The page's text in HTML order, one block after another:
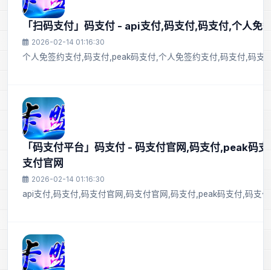
「扫码支付」码支付 - api支付,码支付,码支付,个人免
2026-02-14 01:16:30
个人免签约支付,码支付,peak码支付,个人免签约支付,码支付,码支
「码支付平台」码支付 - 码支付官网,码支付,peak码
支付官网
2026-02-14 01:16:30
api支付,码支付,码支付官网,码支付官网,码支付,peak码支付,码支